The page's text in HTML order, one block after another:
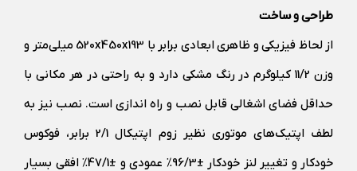
طراحی و ساخت
از لحاظ فیزیکی و ظاهری ابعادی برابر با 520‎x450x193 میلی‌متر و
وزن 11/2 کیلوگرم در رنگ مشکی دارد و به راحتی در هر مکانی با
حداقل فضای اشغالی قابل نصب و راه اندازی است. نصب نیز به
لطف اپتیک‌های موتوری نظیر زوم اپتیکال 2/1 برابر، فوکوس
خودکار و تغییر لنز خودکار ±96/3٪ عمودی و ±47/1٪ افقی بسیار